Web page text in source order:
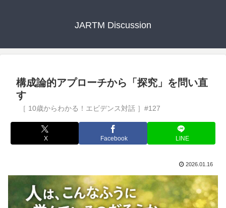
JARTM Discussion
構成論的アプローチから「探究」を問い直
す
X Facebook LINE
2026.01.16